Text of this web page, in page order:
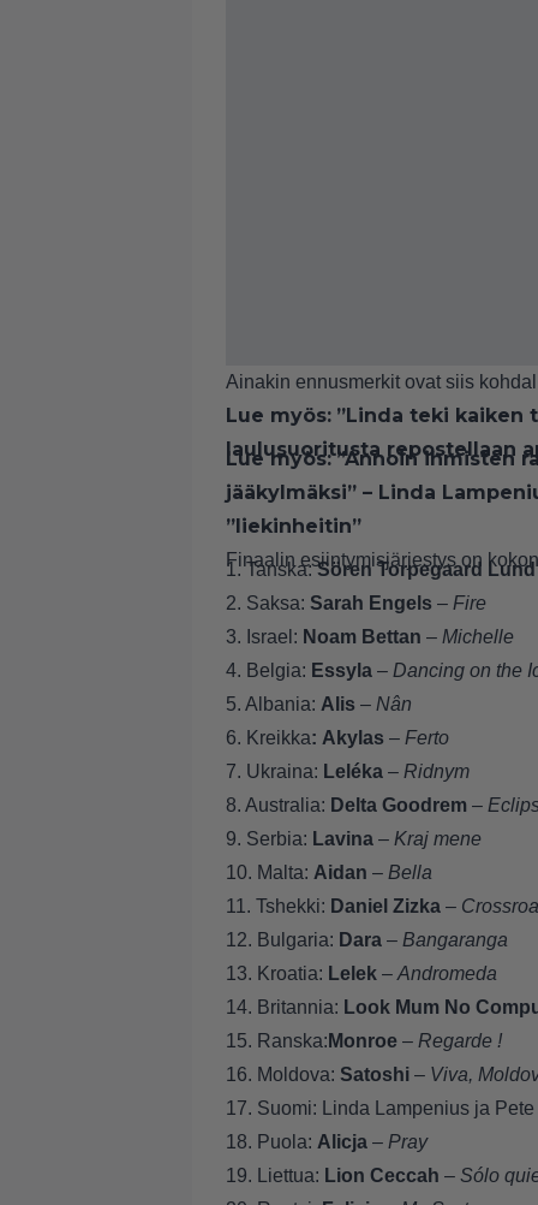
Ainakin ennusmerkit ovat siis
Lue myös: ”Linda teki kaiken
laulusuoritusta repostellaan
Lue myös: ”Annoin ihmisten
jääkylmäksi” – Linda
”liekinheitin”
Finaalin esiintymisjärjestys on
1. Tanska:Sören Torpegaard Lund
2. Saksa: Sarah Engels – Fire
3. Israel: Noam Bettan – Michelle
4. Belgia: Essyla – Dancing on the
5. Albania: Alis – Nân
6. Kreikka: Akylas – Ferto
7. Ukraina: Leléka – Ridnym
8. Australia: Delta Goodrem –
9. Serbia: Lavina – Kraj mene
10. Malta: Aidan – Bella
11. Tshekki: Daniel Zizka –
12. Bulgaria: Dara – Bangaranga
13. Kroatia: Lelek – Andromeda
14. Britannia: Look Mum No
15. Ranska: Monroe – Regarde !
16. Moldova: Satoshi – Viva,
17. Suomi: Linda Lampenius ja
18. Puola: Alicja – Pray
19. Liettua: Lion Ceccah – Sólo